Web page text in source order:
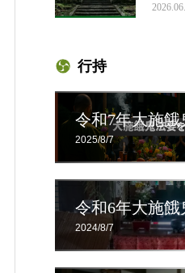
行持
令和7年大施餓
2025/8/7
令和6年大施餓
2024/8/7